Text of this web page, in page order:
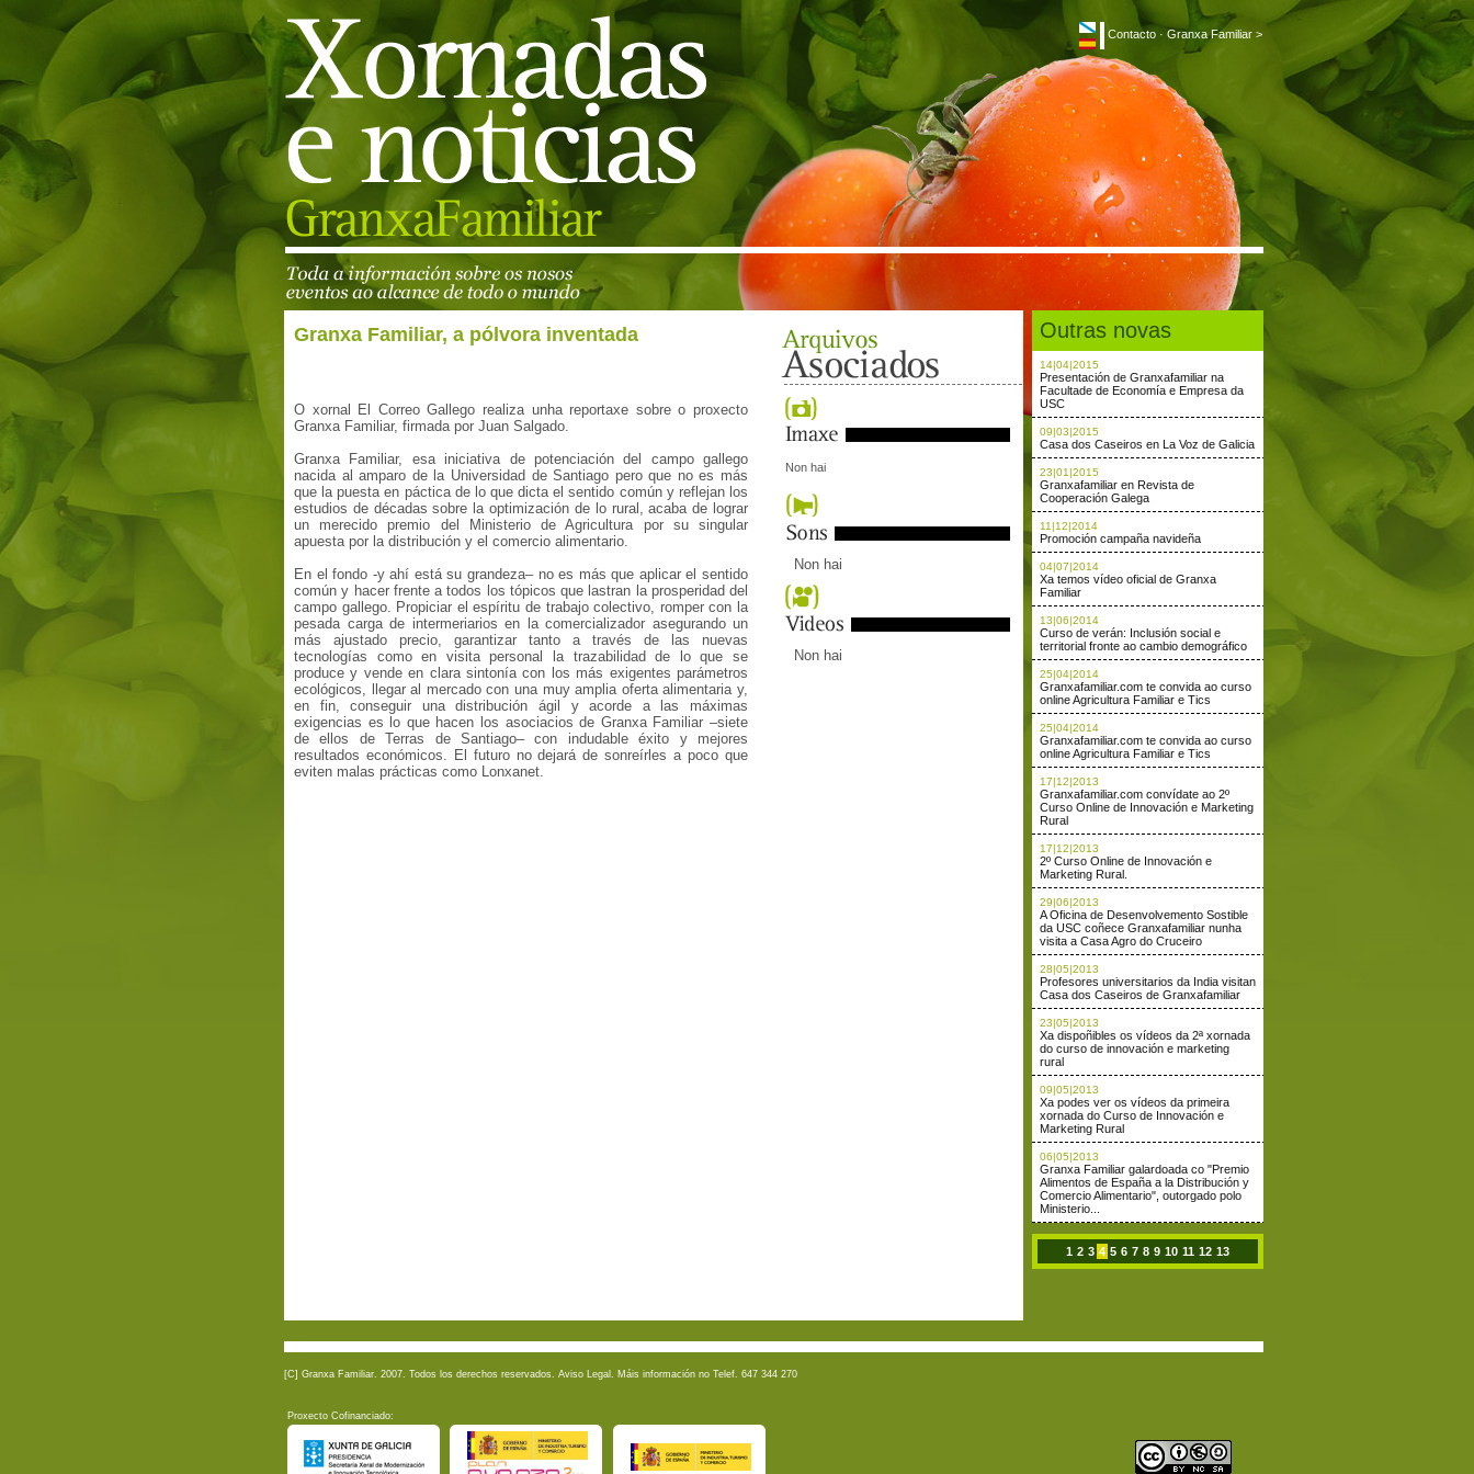
Contacto · Granxa Familiar >
Outras novas
14|04|2015
Presentación de Granxafamiliar na
Facultade de Economía e Empresa da
USC
09|03|2015
Casa dos Caseiros en La Voz de Galicia
23|01|2015
Granxafamiliar en Revista de
Cooperación Galega
11|12|2014
Promoción campaña navideña
04|07|2014
Xa temos vídeo oficial de Granxa
Familiar
13|06|2014
Curso de verán: Inclusión social e
territorial fronte ao cambio demográfico
25|04|2014
Granxafamiliar.com te convida ao curso
online Agricultura Familiar e Tics
25|04|2014
Granxafamiliar.com te convida ao curso
online Agricultura Familiar e Tics
17|12|2013
Granxafamiliar.com convídate ao 2º
Curso Online de Innovación e Marketing
Rural
17|12|2013
2º Curso Online de Innovación e
Marketing Rural.
29|06|2013
A Oficina de Desenvolvemento Sostible
da USC coñece Granxafamiliar nunha
visita a Casa Agro do Cruceiro
28|05|2013
Profesores universitarios da India visitan
Casa dos Caseiros de Granxafamiliar
23|05|2013
Xa dispoñibles os vídeos da 2ª xornada
do curso de innovación e marketing
rural
09|05|2013
Xa podes ver os vídeos da primeira
xornada do Curso de Innovación e
Marketing Rural
06|05|2013
Granxa Familiar galardoada co "Premio
Alimentos de España a la Distribución y
Comercio Alimentario", outorgado polo
Ministerio...
1 2 3 4 5 6 7 8 9 10 11 12 13
Non hai
Non hai
Non hai
Granxa Familiar, a pólvora inventada
O xornal El Correo Gallego realiza unha reportaxe sobre o proxecto
Granxa Familiar, firmada por Juan Salgado.
Granxa Familiar, esa iniciativa de potenciación del campo gallego
nacida al amparo de la Universidad de Santiago pero que no es más
que la puesta en páctica de lo que dicta el sentido común y reflejan los
estudios de décadas sobre la optimización de lo rural, acaba de lograr
un merecido premio del Ministerio de Agricultura por su singular
apuesta por la distribución y el comercio alimentario.
En el fondo -y ahí está su grandeza– no es más que aplicar el sentido
común y hacer frente a todos los tópicos que lastran la prosperidad del
campo gallego. Propiciar el espíritu de trabajo colectivo, romper con la
pesada carga de intermeriarios en la comercializador asegurando un
más ajustado precio, garantizar tanto a través de las nuevas
tecnologías como en visita personal la trazabilidad de lo que se
produce y vende en clara sintonía con los más exigentes parámetros
ecológicos, llegar al mercado con una muy amplia oferta alimentaria y,
en fin, conseguir una distribución ágil y acorde a las máximas
exigencias es lo que hacen los asociacios de Granxa Familiar –siete
de ellos de Terras de Santiago– con indudable éxito y mejores
resultados económicos. El futuro no dejará de sonreírles a poco que
eviten malas prácticas como Lonxanet.
[C] Granxa Familiar. 2007. Todos los derechos reservados. Aviso Legal . Máis información no Telef. 647 344 270
Proxecto Cofinanciado: